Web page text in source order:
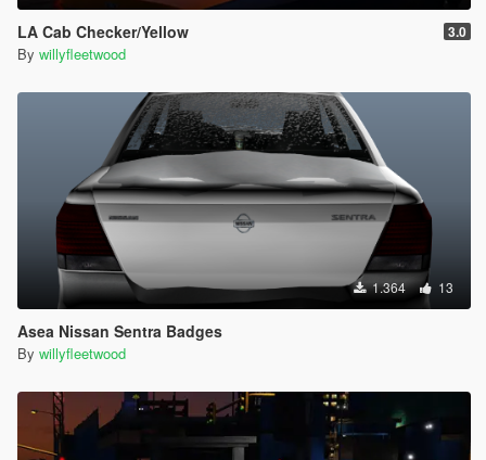
LA Cab Checker/Yellow 3.0
By willyfleetwood
1.364 13
Asea Nissan Sentra Badges
By willyfleetwood